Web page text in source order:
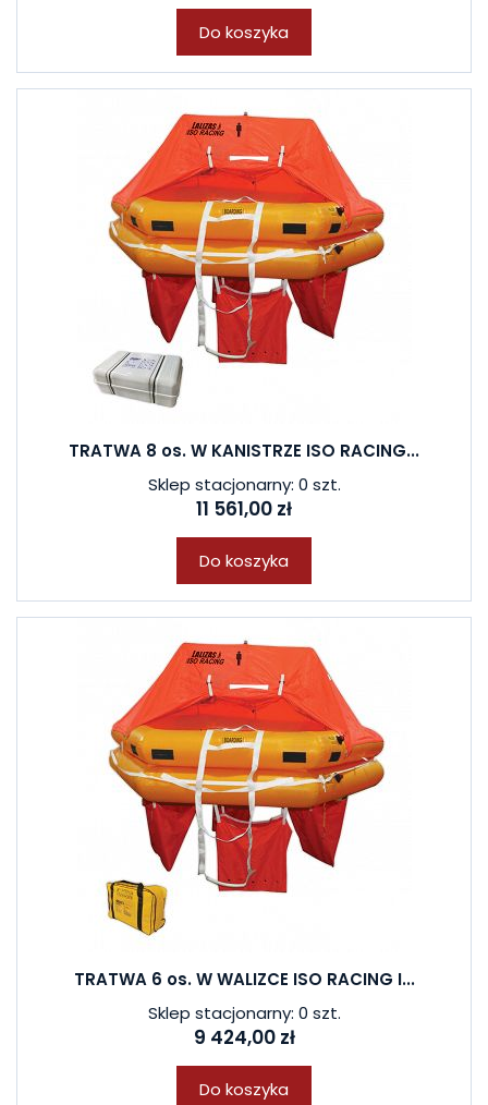
Do koszyka
TRATWA 8 os. W KANISTRZE ISO RACING...
Sklep stacjonarny: 0 szt.
11 561,00 zł
Do koszyka
TRATWA 6 os. W WALIZCE ISO RACING I...
Sklep stacjonarny: 0 szt.
9 424,00 zł
Do koszyka